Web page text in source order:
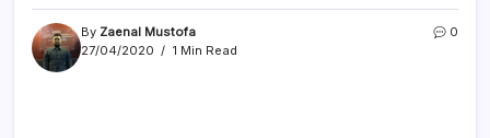
By Zaenal Mustofa
27/04/2020
1 Min Read
0